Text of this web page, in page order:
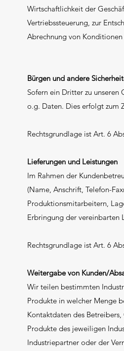
Wirtschaftlichkeit der
Vertriebssteuerung, zur
Abrechnung von
Bürgen und andere
Sofern ein Dritter zu
o.g. Daten. Dies erfolgt zum
Rechtsgrundlage ist Art. 6
Lieferungen und Leistungen
Im Rahmen der
(Name, Anschrift, Telefon-
Produktionsmitarbeitern,
Erbringung der vereinbarten
Rechtsgrundlage ist Art. 6
Weitergabe von Kunden/
Wir teilen bestimmten
Produkte in welcher Menge
Kontaktdaten des
Produkte des jeweiligen
Industriepartner oder der